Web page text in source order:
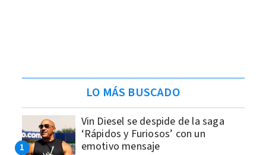
LO MÁS BUSCADO
Vin Diesel se despide de la saga
‘Rápidos y Furiosos’ con un
emotivo mensaje